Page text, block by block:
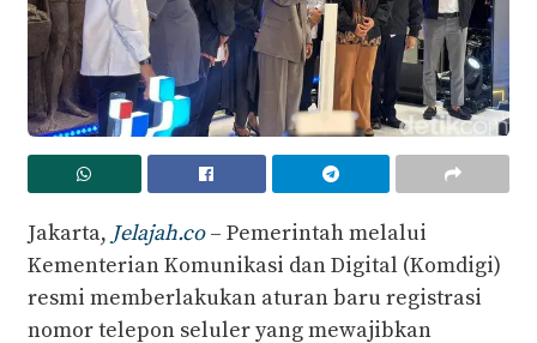
Jakarta, Jelajah.co– Pemerintah melalui
Kementerian Komunikasi dan Digital (Komdigi)
resmi memberlakukan aturan baru registrasi
nomor telepon seluler yang mewajibkan